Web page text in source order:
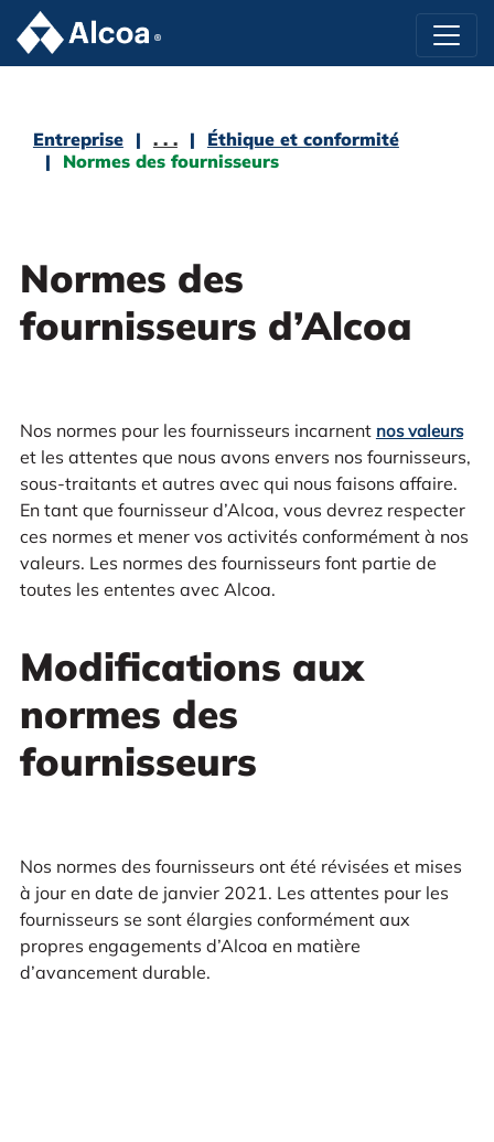
Entreprise . . .
Éthique et conformité
Normes des fournisseurs
Normes des
fournisseurs d’Alcoa
Nos normes pour les fournisseurs incarnent nos valeurs
et les attentes que nous avons envers nos fournisseurs,
sous-traitants et autres avec qui nous faisons affaire.
En tant que fournisseur d’Alcoa, vous devrez respecter
ces normes et mener vos activités conformément à nos
valeurs. Les normes des fournisseurs font partie de
toutes les ententes avec Alcoa.
Modifications aux
normes des
fournisseurs
Nos normes des fournisseurs ont été révisées et mises
à jour en date de janvier 2021. Les attentes pour les
fournisseurs se sont élargies conformément aux
propres engagements d’Alcoa en matière
d’avancement durable.